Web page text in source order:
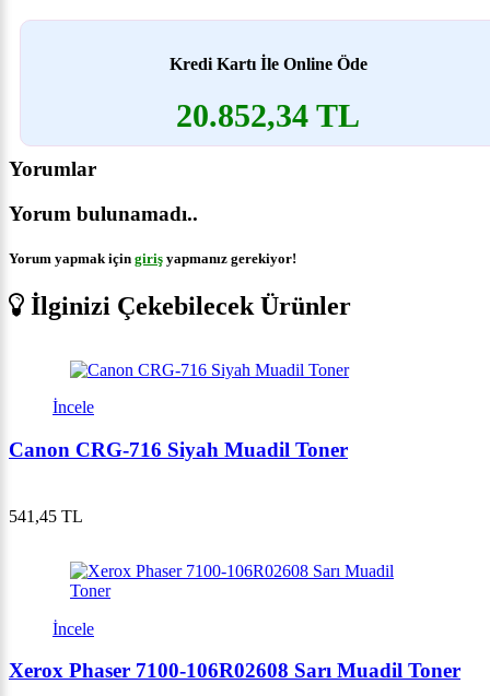
Kredi Kartı İle Online Öde
20.852,34 TL
Yorumlar
Yorum bulunamadı..
Yorum yapmak için giriş yapmanız gerekiyor!
İlginizi Çekebilecek Ürünler
İncele
Canon CRG-716 Siyah Muadil Toner
541,45 TL
İncele
Xerox Phaser 7100-106R02608 Sarı Muadil Toner